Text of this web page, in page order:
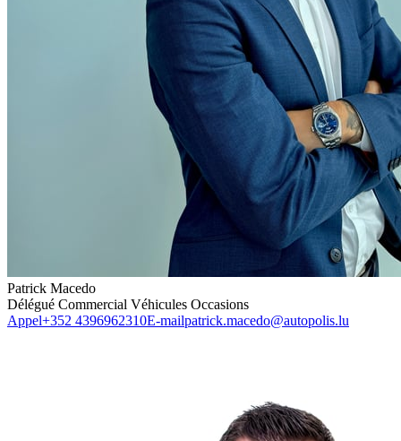
Patrick Macedo
Délégué Commercial Véhicules Occasions
Appel+352 4396962310E-mailpatrick.macedo@autopolis.lu